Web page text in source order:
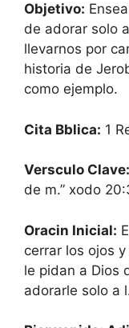
Objetivo:
de adorar solo
llevarnos por
historia de
como ejemplo.
Cita Bblica: 1
Versculo Clave:
de m.” xodo
Oracin Inicial:
cerrar los ojos
le pidan a Dios
adorarle solo a